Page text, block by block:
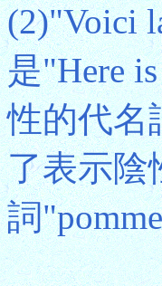
(2)"Voici
是"Here
性的代名
了表示陰
詞